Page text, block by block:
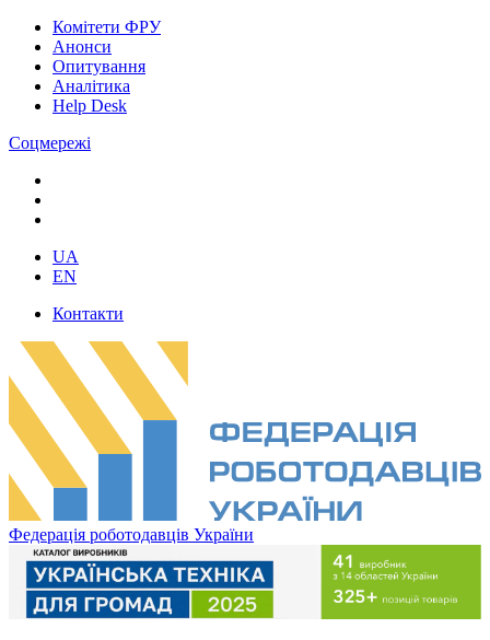
Комітети ФРУ
Анонси
Опитування
Аналітика
Help Desk
Соцмережі
UA
EN
Контакти
Федерація роботодавців України